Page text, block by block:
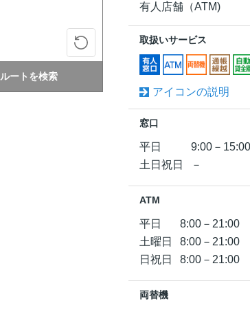
ルートを検索
有人店舗（ATM)
取扱いサービス
アイコンの説明
窓口
平日
9:00－15:00
土日祝日
－
ATM
平日
8:00－21:00
土曜日
8:00－21:00
日祝日
8:00－21:00
両替機